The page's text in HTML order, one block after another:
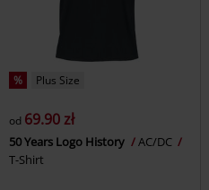
% Plus Size
od 69.90 zł
50 Years Logo History
AC/DC
T-Shirt